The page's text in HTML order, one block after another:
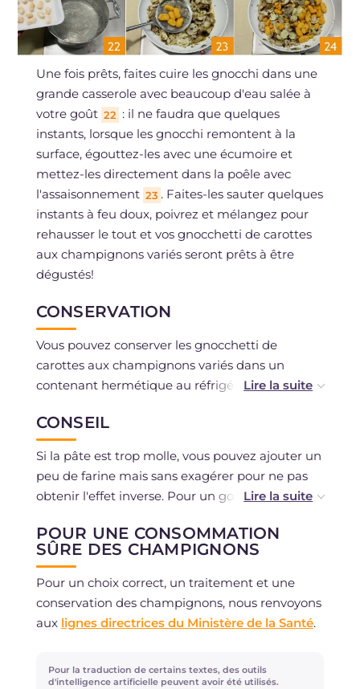
Une fois prêts, faites cuire les gnocchi dans une
grande casserole avec beaucoup d'eau salée à
votre goût 22 : il ne faudra que quelques
instants, lorsque les gnocchi remontent à la
surface, égouttez-les avec une écumoire et
mettez-les directement dans la poêle avec
l'assaisonnement 23 . Faites-les sauter quelques
instants à feu doux, poivrez et mélangez pour
rehausser le tout et vos gnocchetti de carottes
aux champignons variés seront prêts à être
dégustés!
CONSERVATION
Vous pouvez conserver les gnocchetti de
carottes aux champignons variés dans un
contenant hermétique au réfrigérateur
Les champignons cuits se conservent au
réfrigérateur pendant 1 jour, dans un contenant
hermétique.
Les gnocchi crus peuvent être congelés
disposés sur un plateau légèrement fariné et
couverts d'un film plastique. Il ne sera pas
nécessaire de les décongeler au moment de la
cuisson.
CONSEIL
Si la pâte est trop molle, vous pouvez ajouter un
peu de farine mais sans exagérer pour ne pas
obtenir l'effet inverse. Pour un goût plus
l'assaisonnement de la speck coupée en
lanières!
POUR UNE CONSOMMATION
SÛRE DES CHAMPIGNONS
Pour un choix correct, un traitement et une
conservation des champignons, nous renvoyons
aux lignes directrices du Ministère de la Santé.
Pour la traduction de certains textes, des outils
d'intelligence artificielle peuvent avoir été utilisés.